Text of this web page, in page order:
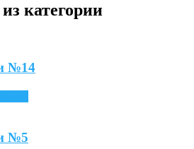
категории
№14
№5